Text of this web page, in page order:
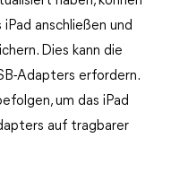
anschließen und
Dies kann die
Adapters erfordern.
um das iPad
auf tragbarer